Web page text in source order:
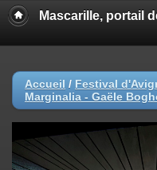
Mascarille, portail
Accueil / Festival
Marginalia - Gaële